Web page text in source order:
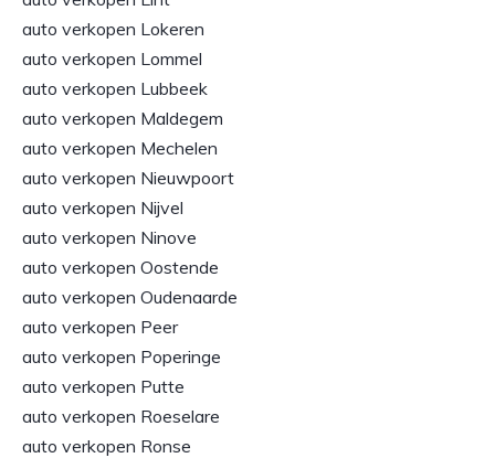
auto verkopen Lokeren
auto verkopen Lommel
auto verkopen Lubbeek
auto verkopen Maldegem
auto verkopen Mechelen
auto verkopen Nieuwpoort
auto verkopen Nijvel
auto verkopen Ninove
auto verkopen Oostende
auto verkopen Oudenaarde
auto verkopen Peer
auto verkopen Poperinge
auto verkopen Putte
auto verkopen Roeselare
auto verkopen Ronse